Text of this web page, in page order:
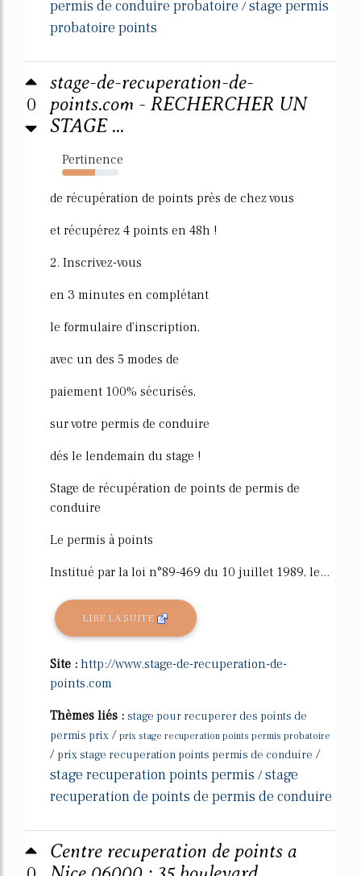
permis de conduire probatoire /stage permis
probatoire points
0
stage-de-recuperation-de-
points.com - RECHERCHER UN
STAGE ...
Pertinence
58%
de récupération de points près de chez vous
et récupérez 4 points en 48h !
2. Inscrivez-vous
en 3 minutes en complétant
le formulaire d'inscription,
avec un des 5 modes de
paiement 100% sécurisés,
sur votre permis de conduire
dés le lendemain du stage !
Stage de récupération de points de permis de
conduire
Le permis à points
Institué par la loi n°89-469 du 10 juillet 1989, le...
LIRE LA SUITE
Site : http://www.stage-de-recuperation-de-
points.com
Thèmes liés : stage pour recuperer des points de
permis prix / prix stage recuperation points permis probatoire
/ prix stage recuperation points permis de conduire /
stage recuperation points permis /stage
recuperation de points de permis de conduire
Centre recuperation de points a